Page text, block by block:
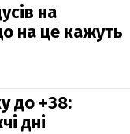
на
на це кажуть
до +38:
дні